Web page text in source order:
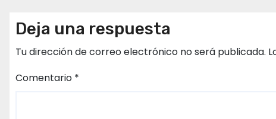
Deja una respuesta
Tu dirección de correo electrónico no será publicada.
Comentario *